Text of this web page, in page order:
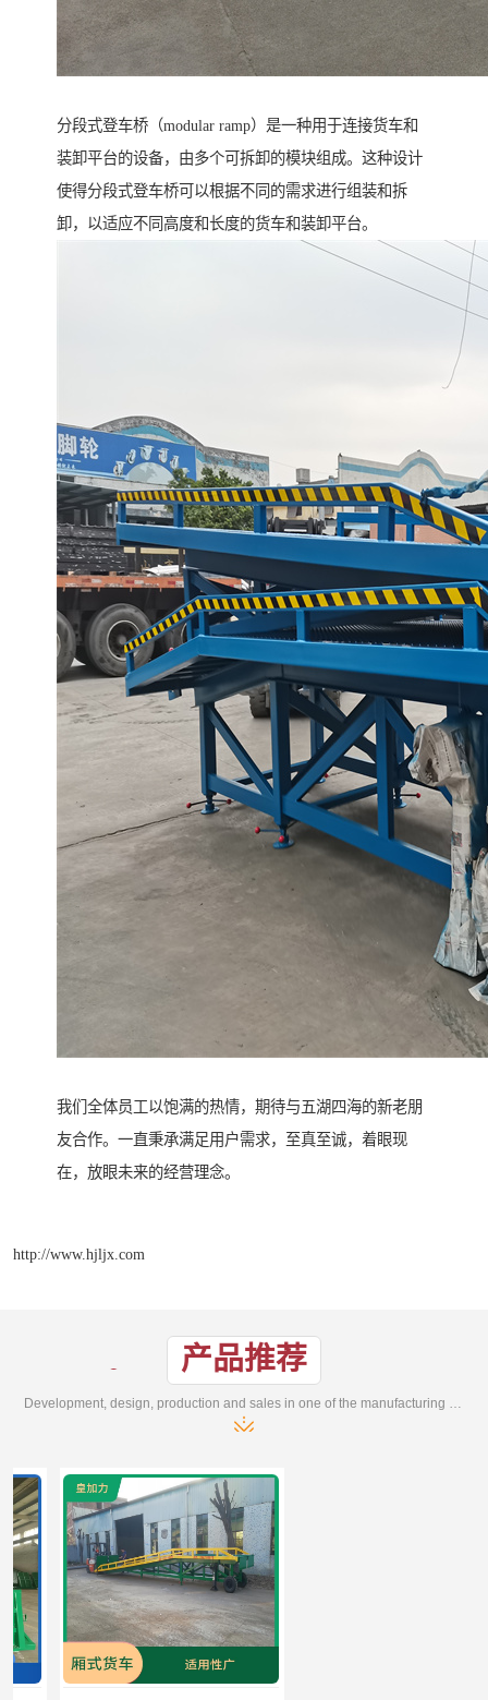
分段式登车桥（modular ramp）是一种用于连接货车和
装卸平台的设备，由多个可拆卸的模块组成。这种设计
使得分段式登车桥可以根据不同的需求进行组装和拆
卸，以适应不同高度和长度的货车和装卸平台。
我们全体员工以饱满的热情，期待与五湖四海的新老朋
友合作。一直秉承满足用户需求，至真至诚，着眼现
在，放眼未来的经营理念。
http://www.hjljx.com
产品推荐